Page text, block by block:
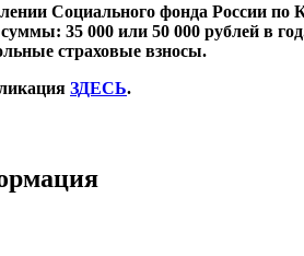
Социального фонда России по
35 000 или 50 000 рублей в
страховые взносы.
ЗДЕСЬ.